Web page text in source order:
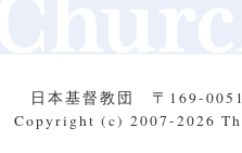
日本基督教団 〒169-
Copyright (c) 2007-2026